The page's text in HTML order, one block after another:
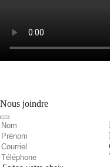
Nous joindre